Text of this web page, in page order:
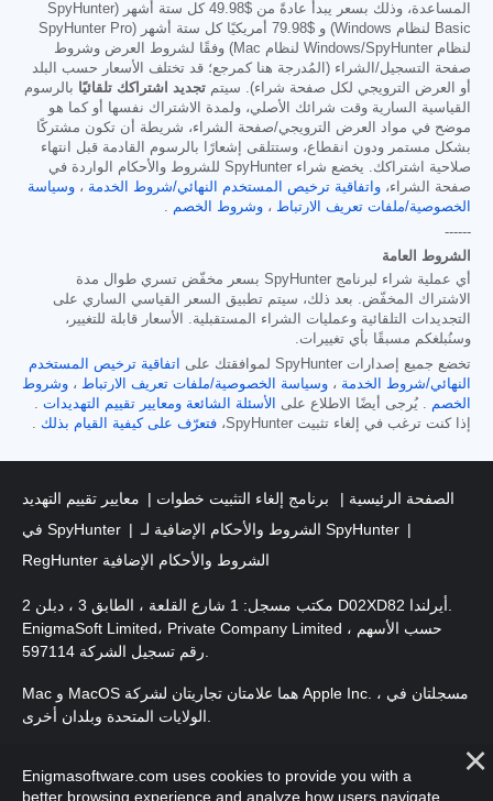
المساعدة، وذلك بسعر يبدأ عادةً من $49.98
كل ستة أشهر (SpyHunter
Basic لنظام Windows) و
$79.98
أمريكيًا كل ستة أشهر (SpyHunter Pro
لنظام Windows/SpyHunter لنظام Mac) وفقًا لشروط العرض وشروط
صفحة التسجيل/الشراء (المُدرجة هنا كمرجع؛ قد تختلف الأسعار حسب البلد
أو العرض الترويجي لكل صفحة شراء). سيتم تجديد اشتراكك تلقائيًا بالرسوم
القياسية السارية وقت شرائك الأصلي، ولمدة الاشتراك نفسها أو كما هو
موضح في مواد العرض الترويجي/صفحة الشراء، شريطة أن تكون مشتركًا
بشكل مستمر ودون انقطاع، وستتلقى إشعارًا بالرسوم القادمة قبل انتهاء
صلاحية اشتراكك. يخضع شراء SpyHunter للشروط والأحكام الواردة في
صفحة الشراء، واتفاقية ترخيص المستخدم النهائي/شروط الخدمة ، وسياسة
الخصوصية/ملفات تعريف الارتباط ، وشروط الخصم .
------
الشروط العامة
أي عملية شراء لبرنامج SpyHunter بسعر مخفّض تسري طوال مدة
الاشتراك المخفّض. بعد ذلك، سيتم تطبيق السعر القياسي الساري على
التجديدات التلقائية وعمليات الشراء المستقبلية. الأسعار قابلة للتغيير،
وسنُبلغكم مسبقًا بأي تغييرات.
تخضع جميع إصدارات SpyHunter لموافقتك على
اتفاقية ترخيص المستخدم
النهائي/شروط الخدمة ، وسياسة الخصوصية/ملفات تعريف الارتباط ، وشروط
الخصم . يُرجى أيضًا الاطلاع على الأسئلة الشائعة ومعايير تقييم التهديدات .
إذا كنت ترغب في إلغاء تثبيت SpyHunter،
فتعرّف على كيفية القيام بذلك .
الصفحة الرئيسية برنامج إلغاء التثبيت خطوات
معايير تقييم التهديد
في SpyHunter
الشروط والأحكام الإضافية لـ SpyHunter
RegHunter الشروط والأحكام الإضافية
EnigmaSoft Limited، Private Company Limited حسب الأسهم ،
Mac و MacOS هما علامتان تجاريتان لشركة Apple Inc. ، مسجلتان في
محفوظة.
Enigmasoftware.com uses cookies to provide you with a
better browsing experience and analyze how users navigate